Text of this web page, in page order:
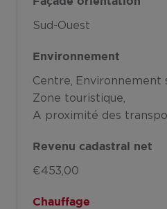
Sud-Ouest
Environnement
Centre
Environnement
Zone touristique
A proximité des
Revenu cadastral net
€453,00
Chauffage